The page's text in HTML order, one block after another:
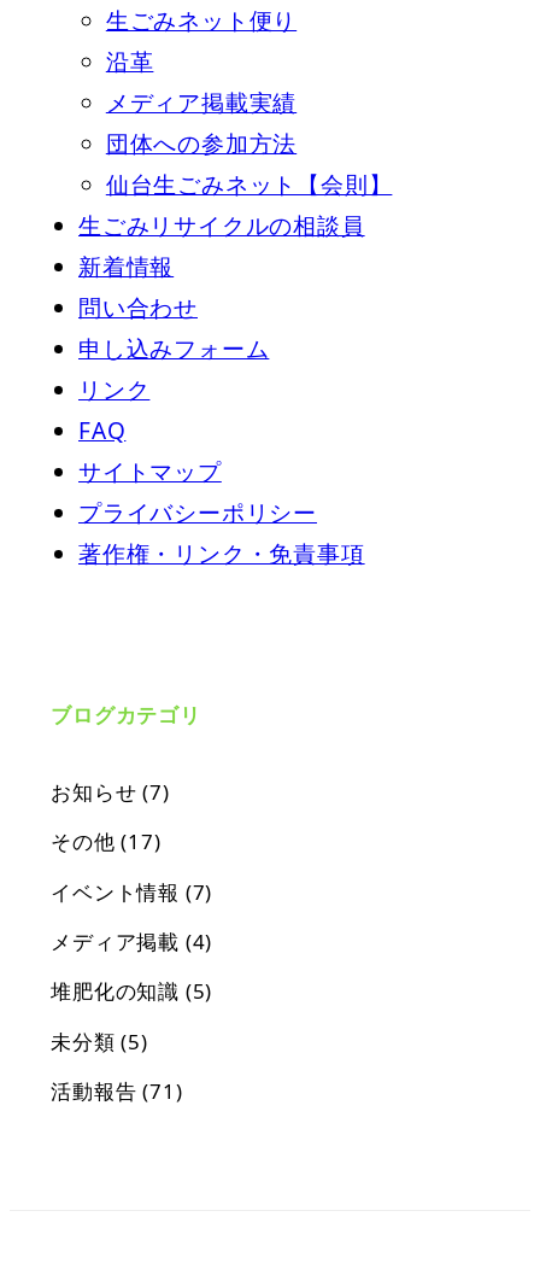
生ごみネット便り
沿革
メディア掲載実績
団体への参加方法
仙台生ごみネット【会則】
生ごみリサイクルの相談員
新着情報
問い合わせ
申し込みフォーム
リンク
FAQ
サイトマップ
プライバシーポリシー
著作権・リンク・免責事項
ブログカテゴリ
お知らせ (7)
その他 (17)
イベント情報 (7)
メディア掲載 (4)
堆肥化の知識 (5)
未分類 (5)
活動報告 (71)